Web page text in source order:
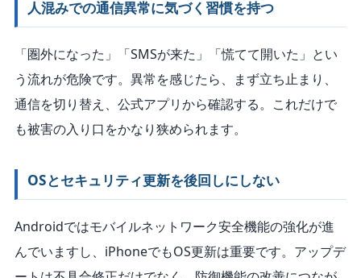
人混みでの通信異常に気づく習慣を持つ
「圏外になった」「SMSが来た」「慌てて開いた」とい
う流れが危険です。異常を感じたら、まず立ち止まり、
通信を切り替え、公式アプリから確認する。これだけで
も被害の入り口をかなり狭められます。
OSとセキュリティ更新を後回しにしない
Androidではモバイルネットワーク安全機能の強化が進
んでいますし、iPhoneでもOS更新は重要です。アップデ